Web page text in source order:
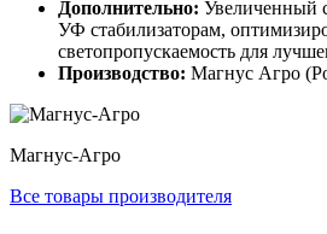
Дополнительно: Увеличенный
УФ стабилизаторам,
светопропускаемость для
Производство: Магнус Агро
Магнус-Агро
Все товары производителя